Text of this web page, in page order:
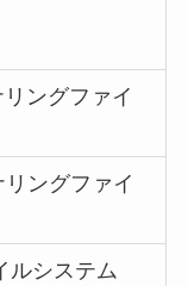
ングファイ
ングファイ
ルシステム